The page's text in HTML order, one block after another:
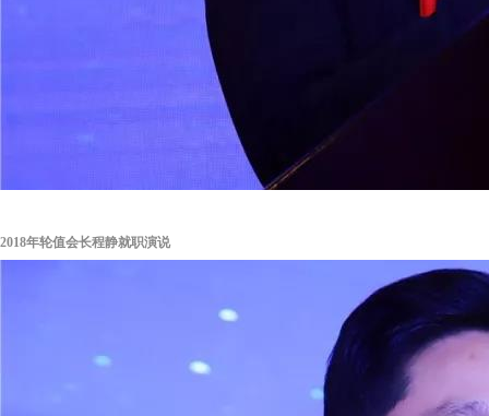
2018年轮值会长程静就职演说